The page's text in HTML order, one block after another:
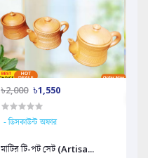
৳2,000 ৳1,550
- ডিসকাউন্ট অফার
মাটির টি-পট সেট (Artisa...